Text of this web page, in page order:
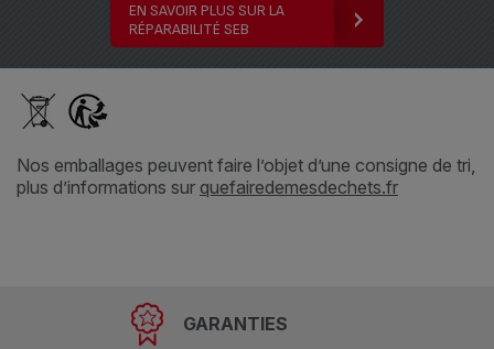
EN SAVOIR PLUS SUR LA
RÉPARABILITÉ SEB
Nos emballages peuvent faire l’objet d’une consigne de tri,
plus d’informations sur quefairedemesdechets.fr
GARANTIES